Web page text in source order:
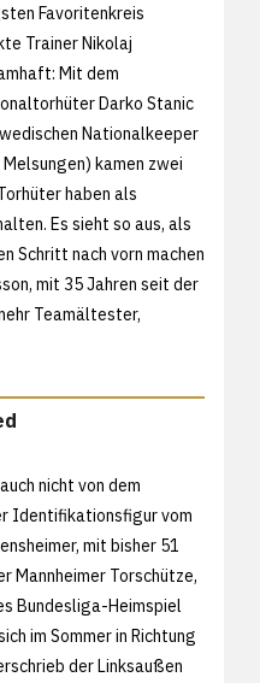
Favoritenkreis
Trainer Nikolaj
Mit dem
Darko Stanic
Nationalkeeper
kamen zwei
haben als
Es sieht so aus, als
Schritt nach vorn machen
mit 35 Jahren seit der
Teamältester,
nicht von dem
Identifikationsfigur vom
mit bisher 51
Torschütze,
Bundesliga-Heimspiel
im Sommer in Richtung
der Linksaußen